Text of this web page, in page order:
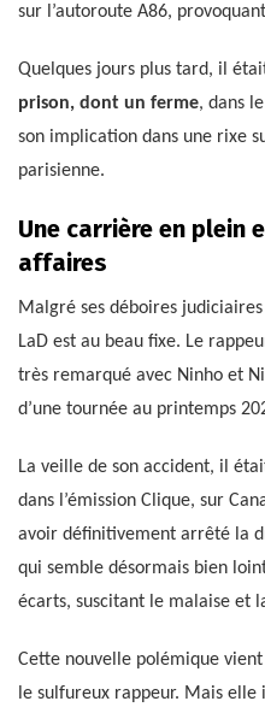
sur l’autoroute A86,
Quelques jours plus tard, il
prison, dont un ferme, dans
son implication dans une rixe
parisienne.
Une carrière en plein
affaires
Malgré ses déboires
LaD est au beau fixe. Le
très remarqué avec Ninho et
d’une tournée au printemps
La veille de son accident, il
dans l’émission Clique, sur
avoir définitivement arrêté la
qui semble désormais bien
écarts, suscitant le malaise et
Cette nouvelle polémique
le sulfureux rappeur. Mais